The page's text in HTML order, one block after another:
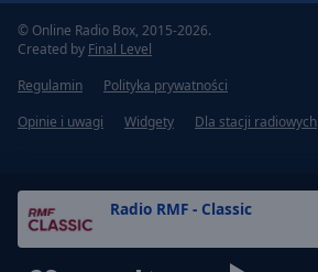
Radio RMF - Classic
© Online Radio Box, 2015-2026.
Created by Final Level
Regulamin
Polityka prywatności
Opinie i uwagi
Widgety Dla stacji radiowych